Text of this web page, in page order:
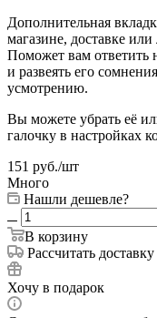
Дополнительная
магазине, доставке
Поможет вам ответить
и развеять его
усмотрению.
Вы можете убрать её
галочку в настройках
151 руб./шт
Много
Нашли дешевле?
В корзину
Рассчитать доставку
Хочу в подарок